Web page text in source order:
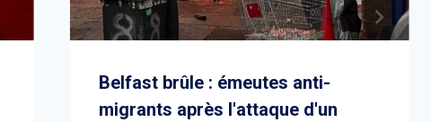
Belfast brûle : émeutes anti-
migrants après l'attaque d'un